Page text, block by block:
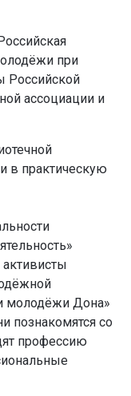
при
Российской
ассоциации и
в практическую
молодёжи Дона»
познакомятся со
профессию